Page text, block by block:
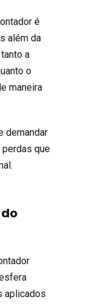
é
além da
a
o
maneira
demandar
perdas que
aplicados